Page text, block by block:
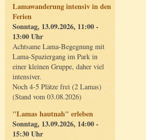
Lamawanderung intensiv in den
Ferien
Sonntag, 13.09.2026, 11:00 -
13:00 Uhr
Achtsame Lama-Begegnung mit
Lama-Spaziergang im Park in
einer kleinen Gruppe, daher viel
intensiver.
Noch 4-5 Plätze frei (2 Lamas)
(Stand vom 03.08.2026)
"Lamas hautnah" erleben
Sonntag, 13.09.2026, 14:00 -
15:30 Uhr